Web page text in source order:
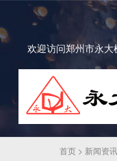
欢迎访问郑州市永
首页 > 新闻资讯